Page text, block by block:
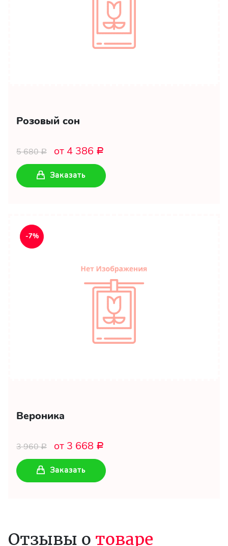
Розовый сон
5 680Р от 4 386 Р
Заказать
-7%
Вероника
3 960Р от 3 668 Р
Заказать
Отзывы о товаре